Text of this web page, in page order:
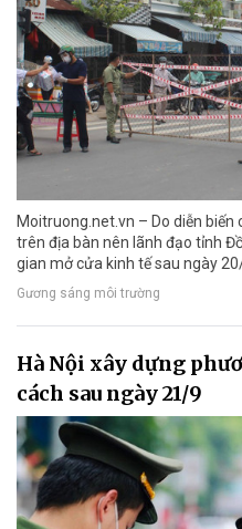
Moitruong.net.vn – Do diễn
trên địa bàn nên lãnh đạo tỉnh
gian mở cửa kinh tế sau ngày
Gương sáng môi trường
Hà Nội xây dựng
cách sau ngày 21/9